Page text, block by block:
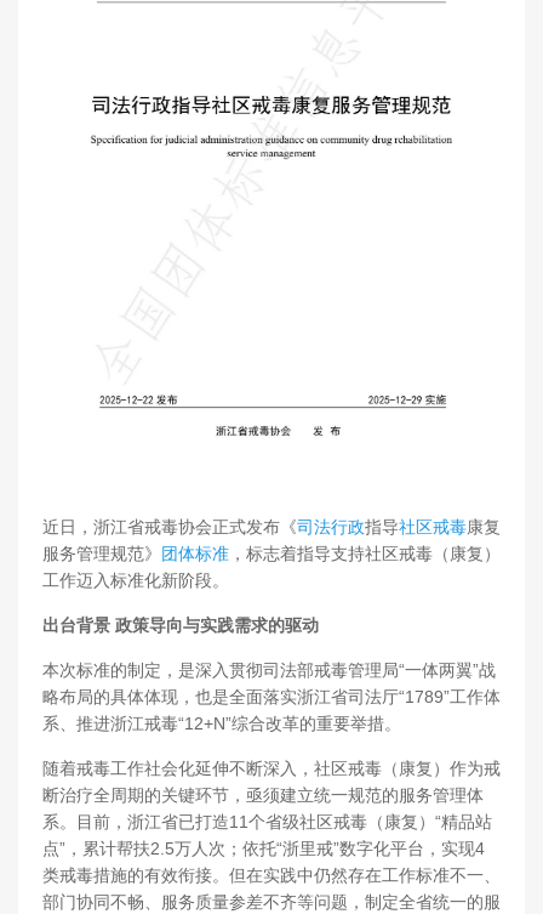
近日，浙江省戒毒协会正式发布《司法行政指导社区戒毒康复
服务管理规范》 团体标准 ，标志着指导支持社区戒毒（康复）
工作迈入标准化新阶段。
出台背景 政策导向与实践需求的驱动
本次标准的制定，是深入贯彻司法部戒毒管理局“一体两翼”战
略布局的具体体现，也是全面落实浙江省司法厅“1789”工作体
系、推进浙江戒毒“12+N”综合改革的重要举措。
随着戒毒工作社会化延伸不断深入，社区戒毒（康复）作为戒
断治疗全周期的关键环节，亟须建立统一规范的服务管理体
系。目前，浙江省已打造11个省级社区戒毒（康复）“精品站
点”，累计帮扶2.5万人次；依托“浙里戒”数字化平台，实现4
类戒毒措施的有效衔接。但在实践中仍然存在工作标准不一、
部门协同不畅、服务质量参差不齐等问题，制定全省统一的服